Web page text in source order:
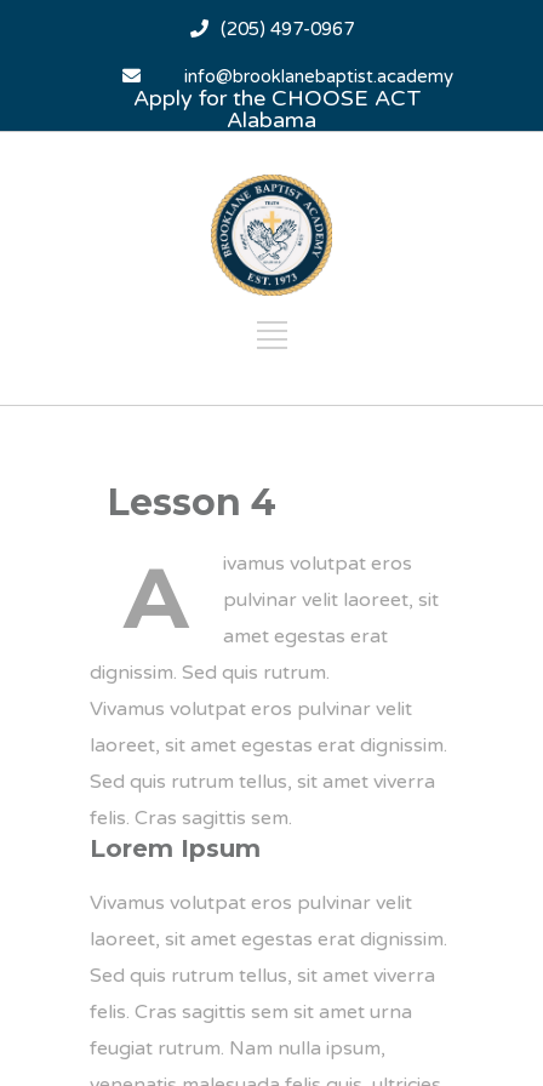
(205) 497-0967
info@brooklanebaptist.academy
Apply for the CHOOSE ACT
Alabama
Lesson 4
A
ivamus volutpat eros
pulvinar velit laoreet, sit
amet egestas erat
dignissim. Sed quis rutrum.
Vivamus volutpat eros pulvinar velit
laoreet, sit amet egestas erat dignissim.
Sed quis rutrum tellus, sit amet viverra
felis. Cras sagittis sem.
Lorem Ipsum
Vivamus volutpat eros pulvinar velit
laoreet, sit amet egestas erat dignissim.
Sed quis rutrum tellus, sit amet viverra
felis. Cras sagittis sem sit amet urna
feugiat rutrum. Nam nulla ipsum,